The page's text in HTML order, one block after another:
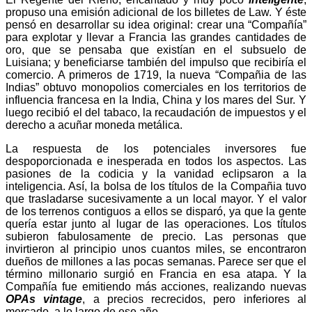
propuso una emisión adicional de los billetes de Law. Y éste
pensó en desarrollar su idea original: crear una “Compañía”
para explotar y llevar a Francia las grandes cantidades de
oro, que se pensaba que existían en el subsuelo de
Luisiana; y beneficiarse también del impulso que recibiría el
comercio. A primeros de 1719, la nueva “Compañia de las
Indias” obtuvo monopolios comerciales en los territorios de
influencia francesa en la India, China y los mares del Sur. Y
luego recibió el del tabaco, la recaudación de impuestos y el
derecho a acuñar moneda metálica.
La respuesta de los potenciales inversores fue
despoporcionada e inesperada en todos los aspectos. Las
pasiones de la codicia y la vanidad eclipsaron a la
inteligencia. Así, la bolsa de los títulos de la Compañia tuvo
que trasladarse sucesivamente a un local mayor. Y el valor
de los terrenos contiguos a ellos se disparó, ya que la gente
quería estar junto al lugar de las operaciones. Los títulos
subieron fabulosamente de precio. Las personas que
invirtieron al principio unos cuantos miles, se encontraron
dueños de millones a las pocas semanas. Parece ser que el
término millonario surgió en Francia en esa atapa. Y la
Compañía fue emitiendo más acciones, realizando nuevas
OPAs vintage, a precios recrecidos, pero inferiores al